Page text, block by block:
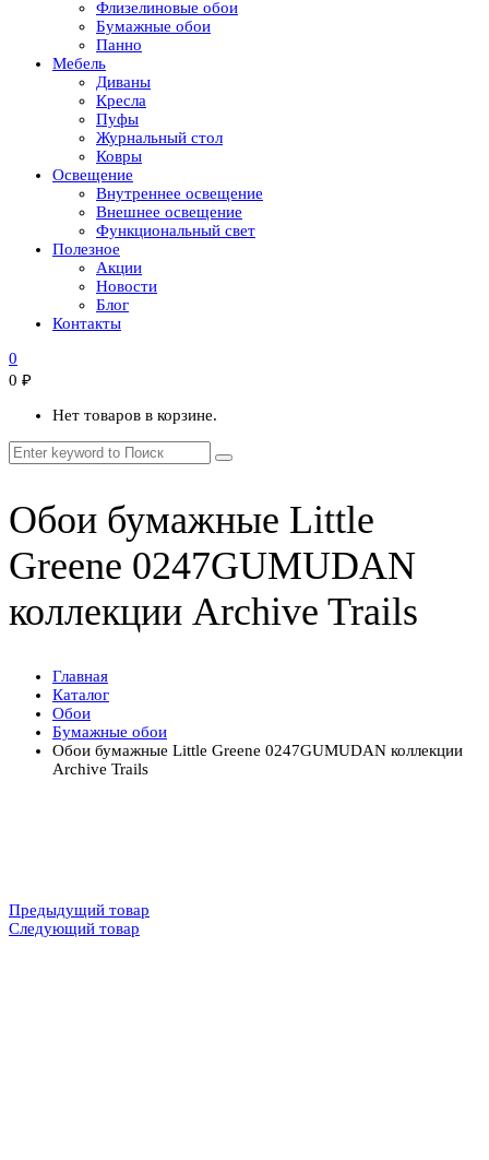
Флизелиновые обои
Бумажные обои
Панно
Мебель
Диваны
Кресла
Пуфы
Журнальный стол
Ковры
Освещение
Внутреннее освещение
Внешнее освещение
Функциональный свет
Полезное
Акции
Новости
Блог
Контакты
0
0 ₽
Нет товаров в корзине.
Обои бумажные Little
Greene 0247GUMUDAN
коллекции Archive Trails
Главная
Каталог
Обои
Бумажные обои
Обои бумажные Little Greene 0247GUMUDAN коллекции
Archive Trails
Предыдущий товар
Следующий товар